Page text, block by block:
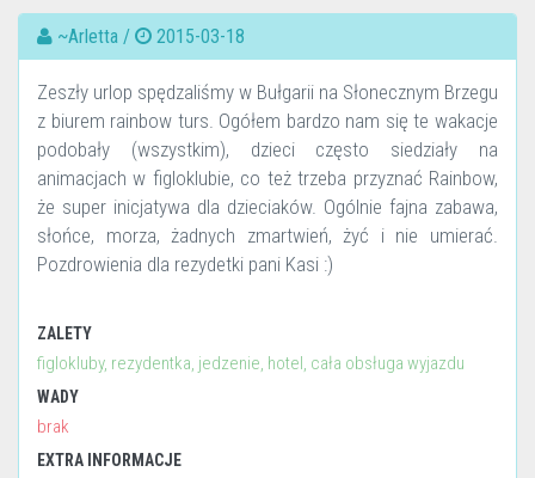
~Arletta / 2015-03-18
Zeszły urlop spędzaliśmy w Bułgarii na Słonecznym Brzegu
z biurem rainbow turs. Ogółem bardzo nam się te wakacje
podobały (wszystkim), dzieci często siedziały na
animacjach w figloklubie, co też trzeba przyznać Rainbow,
że super inicjatywa dla dzieciaków. Ogólnie fajna zabawa,
słońce, morza, żadnych zmartwień, żyć i nie umierać.
Pozdrowienia dla rezydetki pani Kasi :)
ZALETY
figlokluby, rezydentka, jedzenie, hotel, cała obsługa wyjazdu
WADY
brak
EXTRA INFORMACJE